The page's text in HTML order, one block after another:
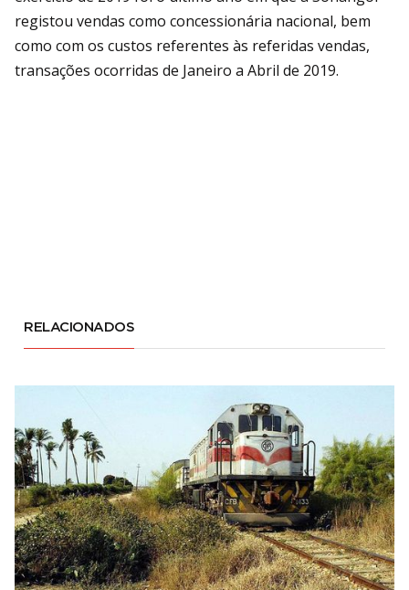
registou vendas como concessionária nacional, bem
como com os custos referentes às referidas vendas,
transações ocorridas de Janeiro a Abril de 2019.
RELACIONADOS